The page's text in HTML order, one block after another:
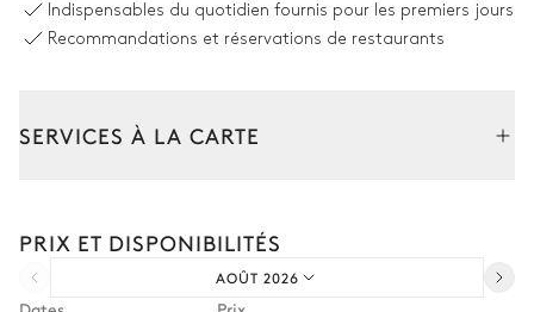
Jardin
Barbecue
Maison de jeux pour enfants
Indispensables du quotidien fournis pour les premiers jours
Recommandations et réservations de restaurants
SERVICES À LA CARTE
Transfert à l'arrivée et au départ
Courses livrées avant l'arrivée
PRIX ET DISPONIBILITÉS
AOÛT 2026